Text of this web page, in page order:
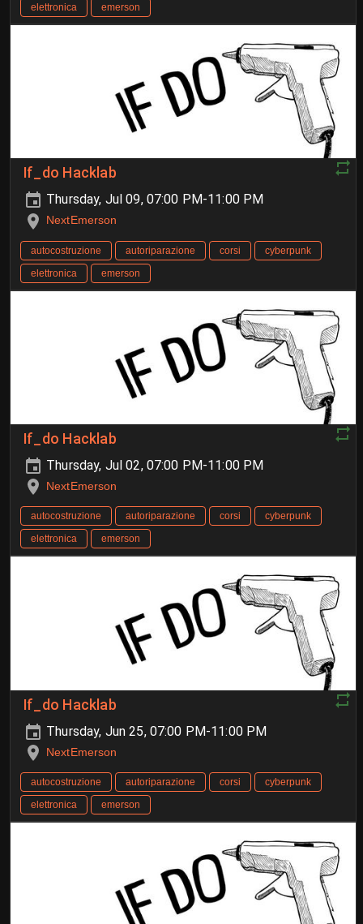
elettronica
emerson
If_do Hacklab
Thursday, Jul 09, 07:00 PM-11:00 PM
NextEmerson
autocostruzione autoriparazione corsi
cyberpunk
elettronica
emerson
If_do Hacklab
Thursday, Jul 02, 07:00 PM-11:00 PM
NextEmerson
autocostruzione autoriparazione corsi
cyberpunk
elettronica
emerson
If_do Hacklab
Thursday, Jun 25, 07:00 PM-11:00 PM
NextEmerson
autocostruzione autoriparazione corsi
cyberpunk
elettronica
emerson